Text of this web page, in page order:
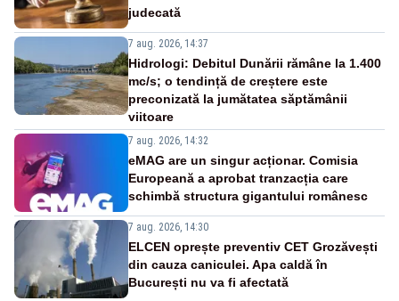
judecată
7 aug. 2026, 14:37
Hidrologi: Debitul Dunării rămâne la 1.400
mc/s; o tendință de creștere este
preconizată la jumătatea săptămânii
viitoare
7 aug. 2026, 14:32
eMAG are un singur acționar. Comisia
Europeană a aprobat tranzacția care
schimbă structura gigantului românesc
7 aug. 2026, 14:30
ELCEN oprește preventiv CET Grozăvești
din cauza caniculei. Apa caldă în
București nu va fi afectată